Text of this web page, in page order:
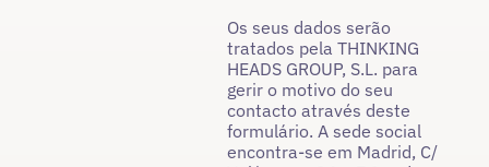
Os seus dados serão
tratados pela THINKING
HEADS GROUP, S.L. para
gerir o motivo do seu
contacto através deste
formulário. A sede social
encontra-se em Madrid, C/